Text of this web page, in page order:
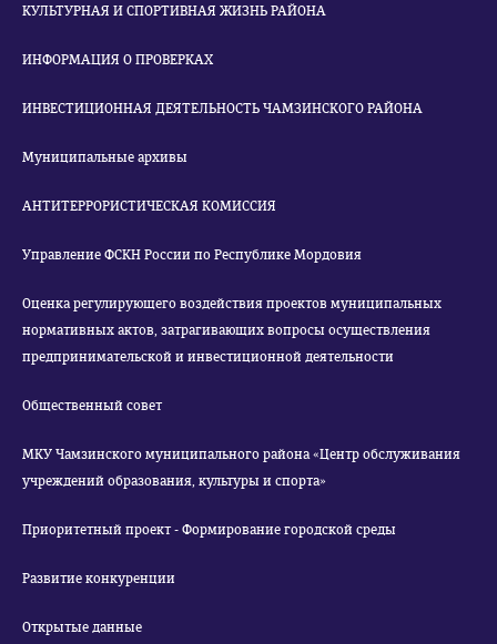
КУЛЬТУРНАЯ И СПОРТИВНАЯ ЖИЗНЬ РАЙОНА
ИНФОРМАЦИЯ О ПРОВЕРКАХ
ИНВЕСТИЦИОННАЯ ДЕЯТЕЛЬНОСТЬ ЧАМЗИНСКОГО РАЙОНА
Муниципальные архивы
АНТИТЕРРОРИСТИЧЕСКАЯ КОМИССИЯ
Управление ФСКН России по Республике Мордовия
Оценка регулирующего воздействия проектов муниципальных
нормативных актов, затрагивающих вопросы осуществления
предпринимательской и инвестиционной деятельности
Общественный совет
МКУ Чамзинского муниципального района «Центр обслуживания
учреждений образования, культуры и спорта»
Приоритетный проект - Формирование городской среды
Развитие конкуренции
Открытые данные